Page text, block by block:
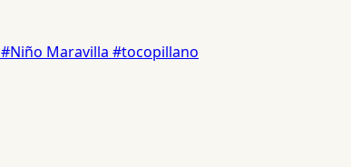
#Niño Maravilla #tocopillano